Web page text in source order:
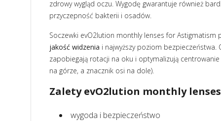
zdrowy wygląd oczu. Wygodę gwarantuje również
przyczepność bakterii i osadów.
Soczewki evO2lution monthly lenses for
jakość widzenia i najwyższy poziom bezpieczeństwa.
zapobiegają rotacji na oku i optymalizują
na górze, a znacznik osi na dole).
Zalety evO2lution monthly lenses
wygoda i bezpieczeństwo